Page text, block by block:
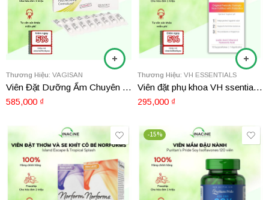
Thương Hiệu: VAGISAN
Viên Đặt Dưỡng Ẩm Chuyên Sâu Cho Vùng Kín Vagisan Feucht Creme Hộp 16 Viên
585,000 ₫
Thương Hiệu: VH ESSENTIALS
Viên đặt phụ khoa VH ssentials Prebiotic, Probiotic Vaginal Suppositories 15 viên
295,000 ₫
-15%